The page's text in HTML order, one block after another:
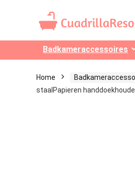
Badkameraccessoires
Home
staalPapieren